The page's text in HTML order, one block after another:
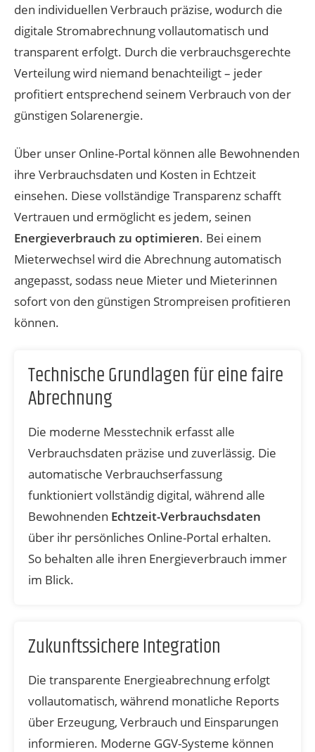
den individuellen Verbrauch präzise, wodurch die
digitale Stromabrechnung vollautomatisch und
transparent erfolgt. Durch die verbrauchsgerechte
Verteilung wird niemand benachteiligt – jeder
profitiert entsprechend seinem Verbrauch von der
günstigen Solarenergie.
Über unser Online-Portal können alle Bewohnenden
ihre Verbrauchsdaten und Kosten in Echtzeit
einsehen. Diese vollständige Transparenz schafft
Vertrauen und ermöglicht es jedem, seinen
Energieverbrauch zu optimieren. Bei einem
Mieterwechsel wird die Abrechnung automatisch
angepasst, sodass neue Mieter und Mieterinnen
sofort von den günstigen Strompreisen profitieren
können.
Technische Grundlagen für eine faire
Abrechnung
Die moderne Messtechnik erfasst alle
Verbrauchsdaten präzise und zuverlässig. Die
automatische Verbrauchserfassung
funktioniert vollständig digital, während alle
Bewohnenden Echtzeit-Verbrauchsdaten
über ihr persönliches Online-Portal erhalten.
So behalten alle ihren Energieverbrauch immer
im Blick.
Zukunftssichere Integration
Die transparente Energieabrechnung erfolgt
vollautomatisch, während monatliche Reports
über Erzeugung, Verbrauch und Einsparungen
informieren. Moderne GGV-Systeme können